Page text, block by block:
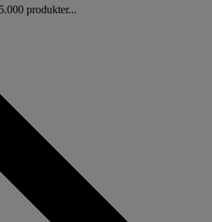
produkter...